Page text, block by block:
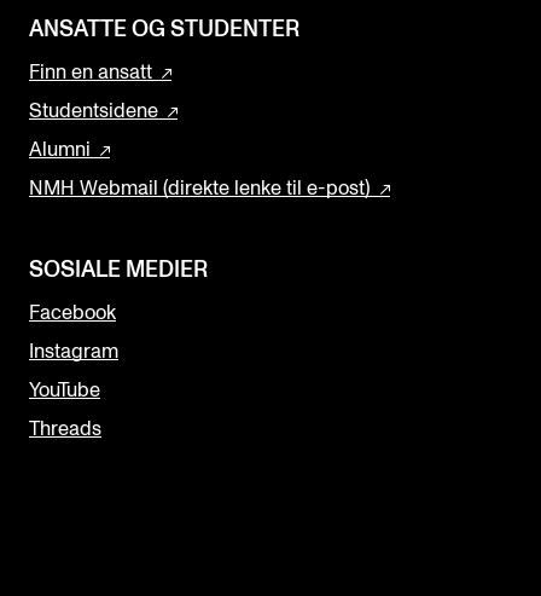
ANSATTE OG STUDENTER
Finn en ansatt
Studentsidene
Alumni
NMH Webmail (direkte lenke til e-post)
SOSIALE MEDIER
Facebook
Instagram
YouTube
Threads